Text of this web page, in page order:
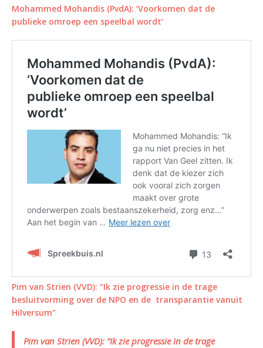
Mohammed Mohandis (PvdA): ‘Voorkomen dat de
publieke omroep een speelbal wordt’
Pim van Strien (VVD): “Ik zie progressie in de trage
besluitvorming over de NPO en de transparantie vanuit
Hilversum”
Pim van Strien (VVD): “Ik zie progressie in de trage